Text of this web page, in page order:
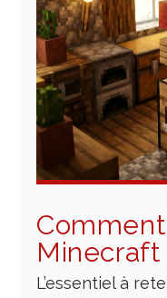
Minecraft​
L’essentiel à